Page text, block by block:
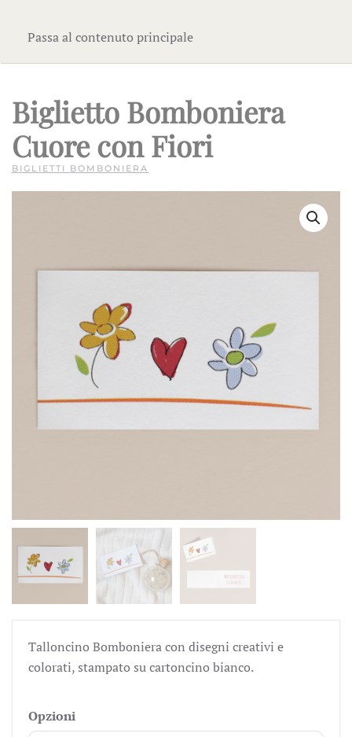
Passa al contenuto principale
Biglietto Bomboniera
Cuore con Fiori
BIGLIETTI BOMBONIERA
Talloncino Bomboniera con disegni creativi e
colorati, stampato su cartoncino bianco.
Opzioni